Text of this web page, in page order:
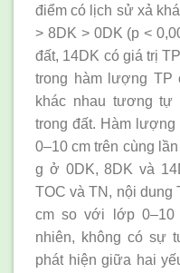
điểm có lịch sử xả
> 8DK > 0DK (p <
đất, 14DK có giá trị
trong hàm lượng TP
khác nhau tương
trong đất. Hàm
0–10 cm trên cùng
g ở 0DK, 8DK và
TOC và TN, nội dung
cm so với lớp 0–10
nhiên, không có sự
phát hiện giữa hai